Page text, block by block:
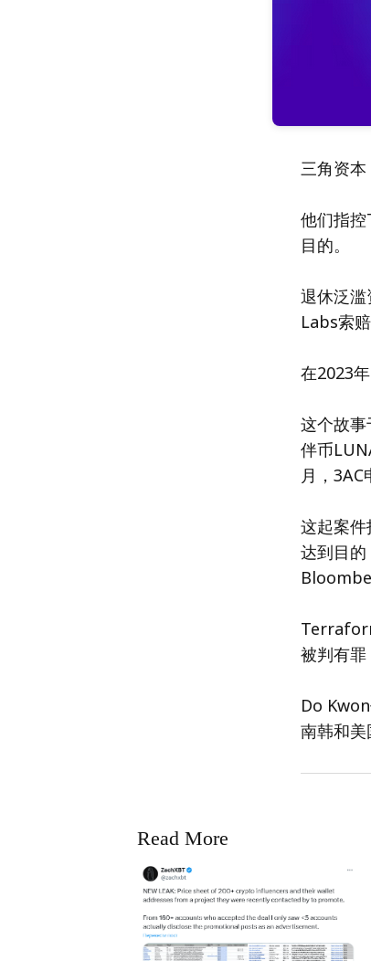
三角资
他们指
目的。
退休泛
Labs索
在2023
这个故
伴币
月，
这起案
达到目
被判有罪
Do
南韩和美
Read More